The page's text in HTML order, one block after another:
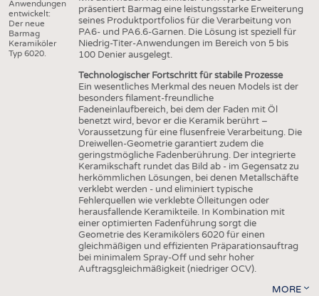
Anwendungen
entwickelt:
Der neue
Barmag
Keramiköler
Typ 6020.
präsentiert Barmag eine leistungsstarke Erweiterung
seines Produktportfolios für die Verarbeitung von
PA6- und PA6.6-Garnen. Die Lösung ist speziell für
Niedrig-Titer-Anwendungen im Bereich von 5 bis
100 Denier ausgelegt.
Technologischer Fortschritt für stabile Prozesse
Ein wesentliches Merkmal des neuen Models ist der
besonders filament-freundliche
Fadeneinlaufbereich, bei dem der Faden mit Öl
benetzt wird, bevor er die Keramik berührt –
Voraussetzung für eine flusenfreie Verarbeitung. Die
Dreiwellen-Geometrie garantiert zudem die
geringstmögliche Fadenberührung. Der integrierte
Keramikschaft rundet das Bild ab - im Gegensatz zu
herkömmlichen Lösungen, bei denen Metallschäfte
verklebt werden - und eliminiert typische
Fehlerquellen wie verklebte Ölleitungen oder
herausfallende Keramikteile. In Kombination mit
einer optimierten Fadenführung sorgt die
Geometrie des Keramikölers 6020 für einen
gleichmäßigen und effizienten Präparationsauftrag
bei minimalem Spray-Off und sehr hoher
Auftragsgleichmäßigkeit (niedriger OCV).
MORE